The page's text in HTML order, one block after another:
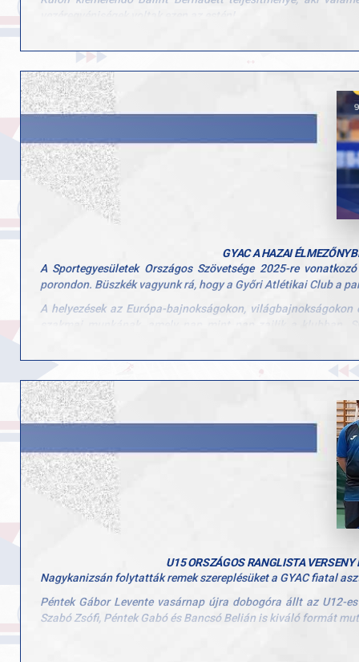
GYAC A HAZAI
A Sportegyesületek Országos Szövetsége 2025-re
porondon. Büszkék vagyunk rá, hogy a Győri Atlétikai Club a
A helyezések az Európa-bajnokságokon,
Köszönjük minden parasportolónknak és felkészítőjüknek az
U15 ORSZÁGOS RANGLISTA
Nagykanizsán folytatták remek szereplésüket a GYAC fiatal
Péntek Gábor Levente vasárnap újra dobogóra állt az U12-
Szabó Zsófi, Péntek Gabó és Bancsó Belián is kiváló formát